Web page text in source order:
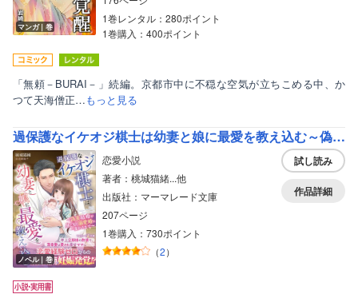
マンガ｜巻
1巻レンタル：280ポイント
1巻購入：400ポイント
「無頼－BURAI－」続編。京都市中に不穏な空気が立ちこめる中、か
つて天海僧正…もっと見る
過保護なイケオジ棋士は幼妻と娘に最愛を教え込む～偽装結婚が身ごもり溺愛婚に変わるまで～
ノベル｜巻
恋愛小説
著者：桃城猫緒...他
出版社：マーマレード文庫
207ページ
1巻購入：730ポイント
（2）
試し読み
作品詳細